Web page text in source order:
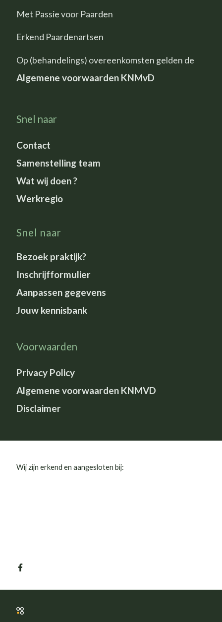
Met Passie voor Paarden
Erkend Paardenartsen
Op (behandelings) overeenkomsten gelden de
Algemene voorwaarden KNMvD
Snel naar
Contact
Samenstelling team
Wat wij doen ?
Werkregio
Snel naar
Bezoek praktijk?
Inschrijfformulier
Aanpassen gegevens
Jouw kennisbank
Voorwaarden
Privacy Policy
Algemene voorwaarden KNMVD
Disclaimer
Wij zijn erkend en aangesloten bij: